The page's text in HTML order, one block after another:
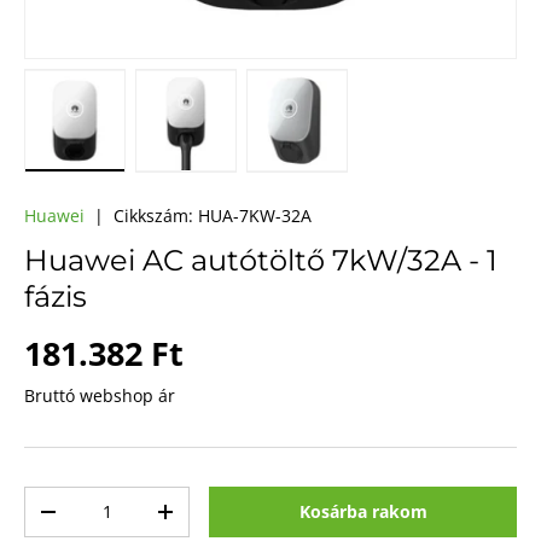
Huawei | Cikkszám: HUA-7KW-32A
Huawei AC autótöltő 7kW/32A - 1
fázis
Webes ár
181.382 Ft
Bruttó webshop ár
Mennyiség csökkentéseMennyiség növeléseKosárba rakom